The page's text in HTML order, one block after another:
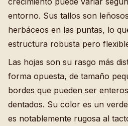
entorno. Sus tallos son
herbáceos en las puntas, lo
estructura robusta pero
Las hojas son su rasgo más
forma opuesta, de tamaño
bordes que pueden ser
dentados. Su color es un
es notablemente rugosa al